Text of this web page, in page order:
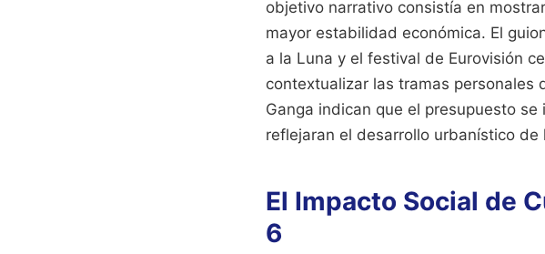
objetivo narrativo consistía en
mayor estabilidad económica. El
a la Luna y el festival de Eurovisión
contextualizar las tramas personales
Ganga indican que el presupuesto
reflejaran el desarrollo urbanístico de
El Impacto Social de
6